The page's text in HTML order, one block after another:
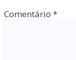
Comentário *